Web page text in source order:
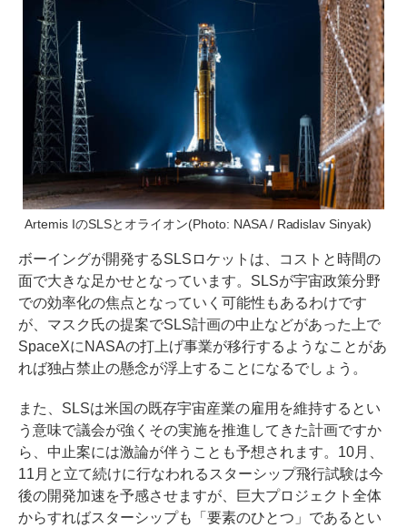
Artemis IのSLSとオライオン(Photo: NASA / Radislav Sinyak)
ボーイングが開発するSLSロケットは、コストと時間の
面で大きな足かせとなっています。SLSが宇宙政策分野
での効率化の焦点となっていく可能性もあるわけです
が、マスク氏の提案でSLS計画の中止などがあった上で
SpaceXにNASAの打上げ事業が移行するようなことがあ
れば独占禁止の懸念が浮上することになるでしょう。
また、SLSは米国の既存宇宙産業の雇用を維持するとい
う意味で議会が強くその実施を推進してきた計画ですか
ら、中止案には激論が伴うことも予想されます。10月、
11月と立て続けに行なわれるスターシップ飛行試験は今
後の開発加速を予感させますが、巨大プロジェクト全体
からすればスターシップも「要素のひとつ」であるとい